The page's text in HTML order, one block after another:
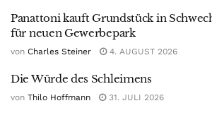
Panattoni kauft Grundstück in
für neuen Gewerbepark
von Charles Steiner 4. AUGUST 2026
Die Würde des Schleimens
von Thilo Hoffmann 31. JULI 2026